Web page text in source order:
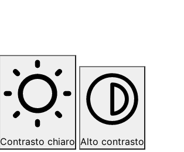
Contrasto chiaro Alto contrasto